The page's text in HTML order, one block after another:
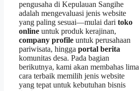
pengusaha di Kepulauan Sangihe
adalah mengevaluasi jenis website
yang paling sesuai—mulai dari toko
online untuk produk kerajinan,
company profile untuk perusahaan
pariwisata, hingga portal berita
komunitas desa. Pada bagian
berikutnya, kami akan membahas lima
cara terbaik memilih jenis website
yang tepat untuk kebutuhan bisnis